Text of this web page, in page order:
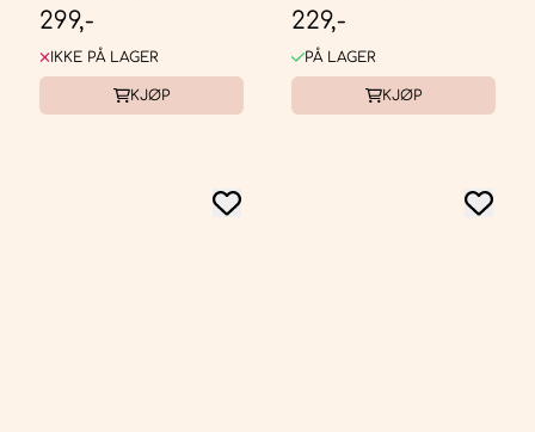
299,-
IKKE PÅ LAGER
KJØP
GUL
229,-
PÅ LAGER
KJØP